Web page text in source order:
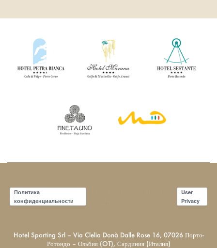
Политика
конфиденциальности
User
Privacy
Hotel Sporting Srl – Via Clelia Donà Dalle Rose 16, 07026 Порто-
Ротондо – Ольбия (OT), Сардиния (Италия)